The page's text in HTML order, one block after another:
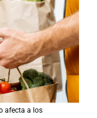
afecta a los